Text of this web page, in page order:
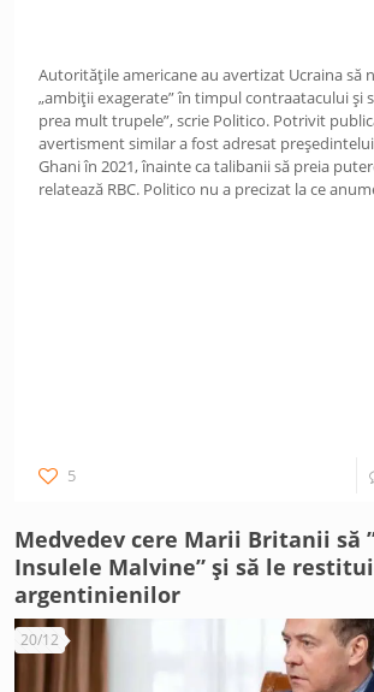
Autoritățile americane au avertizat Ucraina să
„ambiții exagerate” în timpul contraatacului și
prea mult trupele”, scrie Politico. Potrivit
avertisment similar a fost adresat
Ghani în 2021, înainte ca talibanii să preia
relatează RBC. Politico nu a precizat la ce
5
Medvedev cere Marii Britanii să
Insulele Malvine” și să le
argentinienilor
20/12